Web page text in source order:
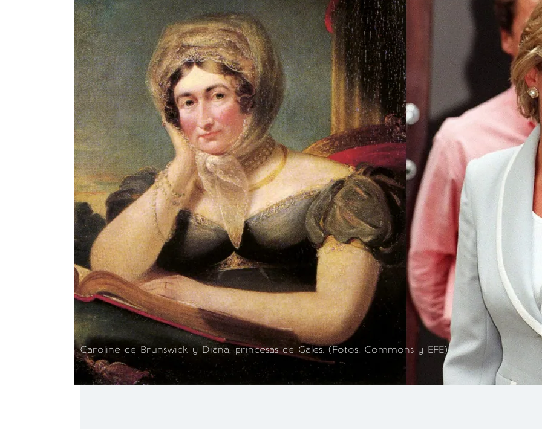
Caroline de Brunswick y Diana, princesas de Gales. (Fotos: Commons y EFE)